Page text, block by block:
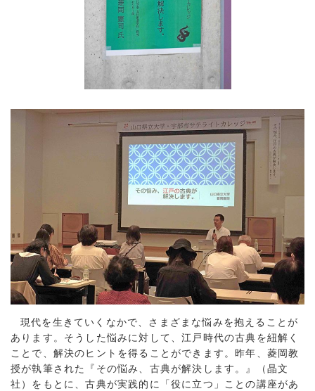
現代を生きていくなかで、さまざまな悩みを抱えることが
あります。そうした悩みに対して、江戸時代の古典を紐解く
ことで、解決のヒントを得ることができます。昨年、菱岡教
授が執筆された『その悩み、古典が解決します。』（晶文
社）をもとに、古典が実践的に「役に立つ」ことの講座があ